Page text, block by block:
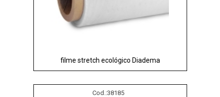
filme stretch ecológico Diadema
Cod.:38185